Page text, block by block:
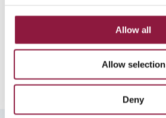
Allow all
Allow selection
Deny
Forfatter
Techstep